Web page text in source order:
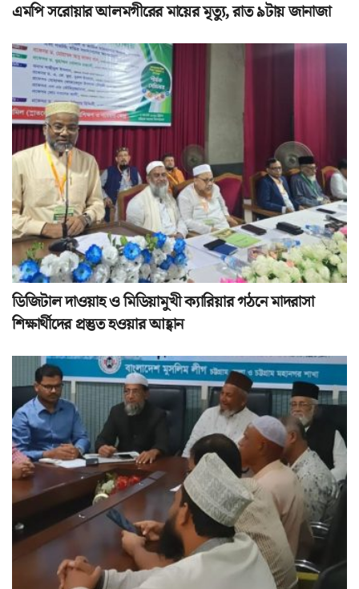
এমপি সরোয়ার আলমগীরের মায়ের মৃত্যু, রাত ৯টায় জানাজা
ডিজিটাল দাওয়াহ ও মিডিয়ামুখী ক্যারিয়ার গঠনে মাদরাসা
শিক্ষার্থীদের প্রস্তুত হওয়ার আহ্বান